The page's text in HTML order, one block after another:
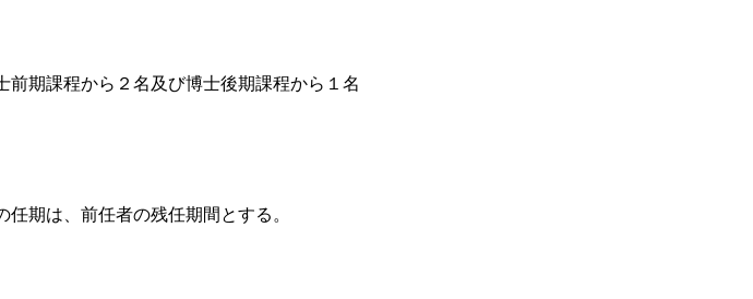
前期課程から２名及び博士後期課程から１名
期は、前任者の残任期間とする。